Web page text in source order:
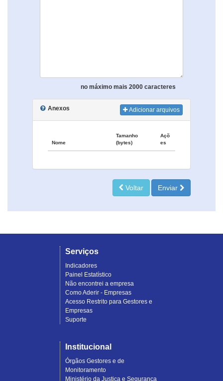
no máximo mais 2000 caracteres
Anexos Adicionar arquivos
Nome
Tamanho
(bytes)
Açõ
es
Voltar Enviar
Serviços
Indicadores
Painel Estatístico
Não encontrei a empresa
Como Aderir - Empresas
Acesso Restrito para Gestores e
Empresas
Suporte
Institucional
Órgãos Gestores e de
Monitoramento
Ministério da Justiça e Segurança